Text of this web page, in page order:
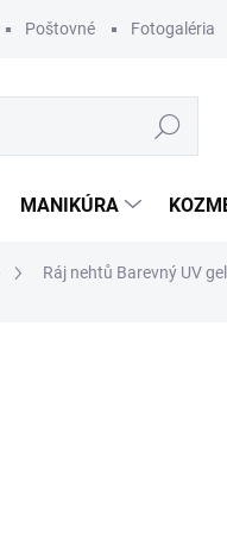
Poštovné Fotogaléria
Hľadať
MANIKÚRA
Ráj nehtů Barevný UV